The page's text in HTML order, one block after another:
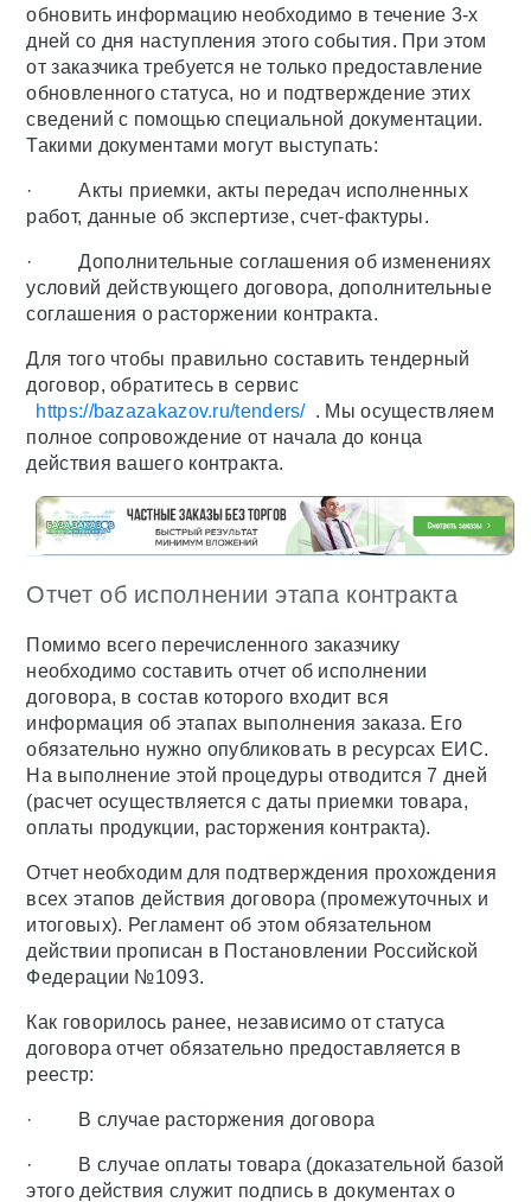
обновить информацию необходимо в течение 3-х
дней со дня наступления этого события. При этом
от заказчика требуется не только предоставление
обновленного статуса, но и подтверждение этих
сведений с помощью специальной документации.
Такими документами могут выступать:
· Акты приемки, акты передач исполненных
работ, данные об экспертизе, счет-фактуры.
· Дополнительные соглашения об изменениях
условий действующего договора, дополнительные
соглашения о расторжении контракта.
Для того чтобы правильно составить тендерный
договор, обратитесь в сервис
https://bazazakazov.ru/tenders/ . Мы осуществляем
полное сопровождение от начала до конца
действия вашего контракта.
Отчет об исполнении этапа контракта
Помимо всего перечисленного заказчику
необходимо составить отчет об исполнении
договора, в состав которого входит вся
информация об этапах выполнения заказа. Его
обязательно нужно опубликовать в ресурсах ЕИС.
На выполнение этой процедуры отводится 7 дней
(расчет осуществляется с даты приемки товара,
оплаты продукции, расторжения контракта).
Отчет необходим для подтверждения прохождения
всех этапов действия договора (промежуточных и
итоговых). Регламент об этом обязательном
действии прописан в Постановлении Российской
Федерации №1093.
Как говорилось ранее, независимо от статуса
договора отчет обязательно предоставляется в
реестр:
· В случае расторжения договора
· В случае оплаты товара (доказательной базой
этого действия служит подпись в документах о